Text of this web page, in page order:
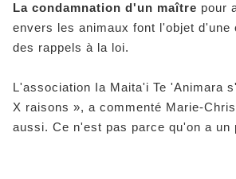
La condamnation d'un maître pour
envers les animaux font l'objet
des rappels à la loi.
L'association Ia Maita'i Te 'Animara
X raisons », a commenté Marie-
aussi. Ce n'est pas parce qu'on a